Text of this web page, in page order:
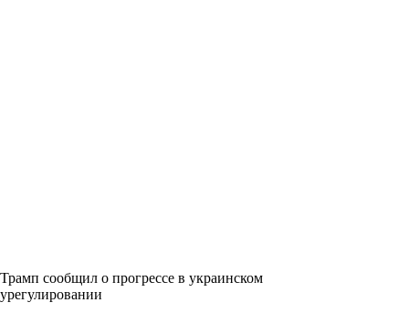
Трамп сообщил о прогрессе в украинском
урегулировании